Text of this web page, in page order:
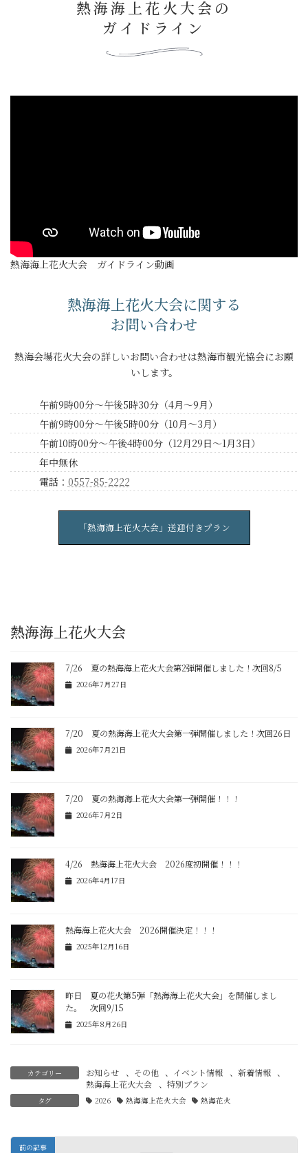
熱海海上花火大会の
ガイドライン
熱海海上花火大会 ガイドライン動画
熱海海上花火大会に関する
お問い合わせ
熱海会場花火大会の詳しいお問い合わせは熱海市観光協会にお願
いします。
午前9時00分～午後5時30分（4月～9月）
午前9時00分～午後5時00分（10月～3月）
午前10時00分～午後4時00分（12月29日～1月3日）
年中無休
電話： 0557-85-2222
「熱海海上花火大会」送迎付きプラン
熱海海上花火大会
7/26 夏の熱海海上花火大会第2弾開催しました！次回8/5
2026年7月27日
7/20 夏の熱海海上花火大会第一弾開催しました！次回26日
2026年7月21日
7/20 夏の熱海海上花火大会第一弾開催！！！
2026年7月2日
4/26 熱海海上花火大会 2026度初開催！！！
2026年4月17日
熱海海上花火大会 2026開催決定！！！
2025年12月16日
昨日 夏の花火第5弾「熱海海上花火大会」を開催しまし
た。 次回9/15
2025年8月26日
カテゴリー お知らせ 、 その他 、 イベント情報 、 新着情報 、
熱海海上花火大会 、 特別プラン
タグ 2026 熱海海上花火大会 熱海花火
前の記事